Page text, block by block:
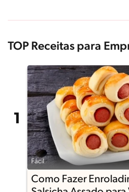
TOP Receitas para
Fácil
Como Fazer